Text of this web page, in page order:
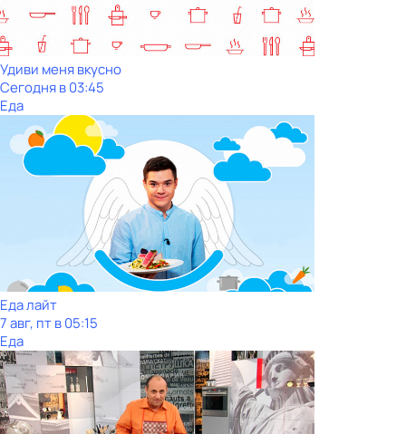
Удиви меня вкусно
Сегодня в 03:45
Еда
Еда лайт
7 авг, пт в 05:15
Еда